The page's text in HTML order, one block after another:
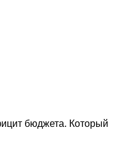
бюджета. Который